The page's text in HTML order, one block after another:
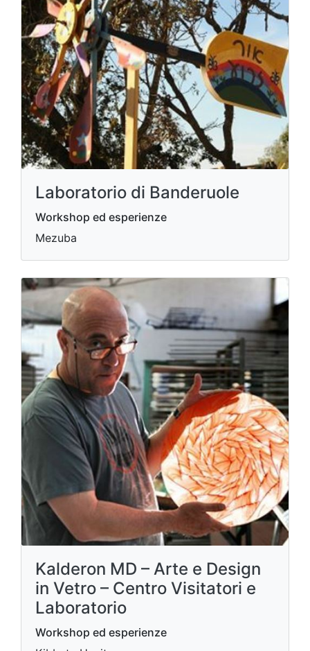
Laboratorio di Banderuole
Workshop ed esperienze
Mezuba
Kalderon MD – Arte e Design
in Vetro – Centro Visitatori e
Laboratorio
Workshop ed esperienze